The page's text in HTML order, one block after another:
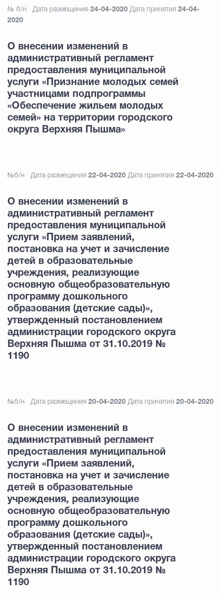
№ б/н Дата размещения 24-04-2020 Дата принятия 24-04-
2020
О внесении изменений в
административный регламент
предоставления муниципальной
услуги «Признание молодых семей
участницами подпрограммы
«Обеспечение жильем молодых
семей» на территории городского
округа Верхняя Пышма»
№б/н Дата размещения 22-04-2020 Дата принятия 22-04-2020
О внесении изменений в
административный регламент
предоставления муниципальной
услуги «Прием заявлений,
постановка на учет и зачисление
детей в образовательные
учреждения, реализующие
основную общеобразовательную
программу дошкольного
образования (детские сады)»,
утвержденный постановлением
администрации городского округа
Верхняя Пышма от 31.10.2019 №
1190
№б/н Дата размещения 20-04-2020 Дата принятия 20-04-2020
О внесении изменений в
административный регламент
предоставления муниципальной
услуги «Прием заявлений,
постановка на учет и зачисление
детей в образовательные
учреждения, реализующие
основную общеобразовательную
программу дошкольного
образования (детские сады)»,
утвержденный постановлением
администрации городского округа
Верхняя Пышма от 31.10.2019 №
1190